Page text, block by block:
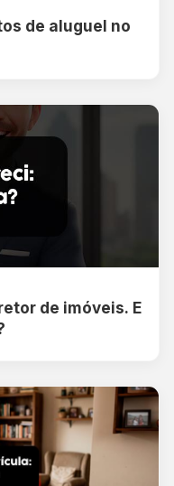
de aluguel no
de imóveis. E